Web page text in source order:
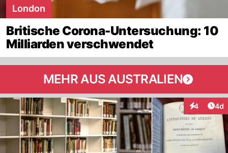
London
Britische Corona-Untersuchung: 10
Milliarden verschwendet
MEHR AUS AUSTRALIEN
4 4d